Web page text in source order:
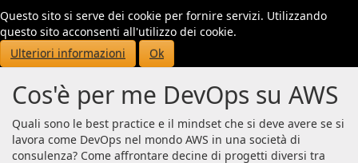
Questo sito si serve dei cookie per fornire servizi. Utilizzando
questo sito acconsenti all'utilizzo dei cookie.
Ulteriori informazioni
Ok
Cos'è per me DevOps su AWS
Quali sono le best practice e il mindset che si deve avere se si
lavora come DevOps nel mondo AWS in una società di
consulenza? Come affrontare decine di progetti diversi tra